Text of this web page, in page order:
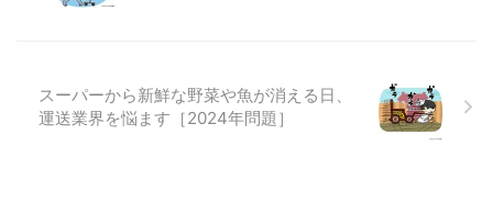
スーパーから新鮮な野菜や魚が消える日、
運送業界を悩ます［2024年問題］